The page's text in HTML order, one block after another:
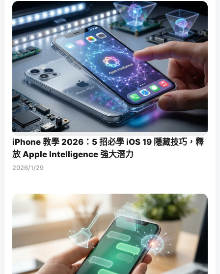
iPhone 教學 2026：5 招必學 iOS 19 隱藏技巧，釋
放 Apple Intelligence 強大潛力
2026/1/29